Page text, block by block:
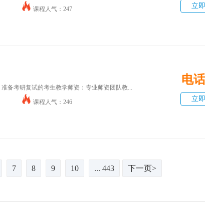
课程人气：247 立
备考研复试的考生教学师资：专业师资团队教...
课程人气：246
电
立
7 8 9 10 ... 443 下一页>